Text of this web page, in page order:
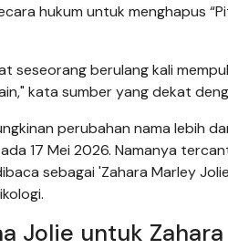
hukum untuk menghapus
seseorang berulang kali
kata sumber yang dekat
perubahan nama lebih
17 Mei 2026. Namanya
sebagai 'Zahara Marley
Jolie untuk Zahara